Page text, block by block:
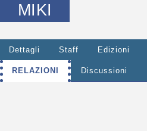
MIKI
Dettagli Staff Edizioni
RELAZIONI Discussioni